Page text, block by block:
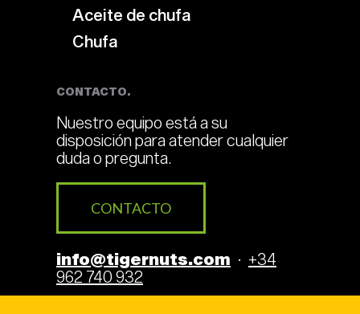
Aceite de chufa
Chufa
CONTACTO.
Nuestro equipo está a su
disposición para atender cualquier
duda o pregunta.
CONTACTO
info@tigernuts.com · +34
962 740 932